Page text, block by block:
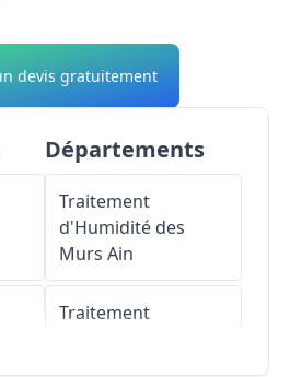
devis gratuitement
Départements
Traitement
d'Humidité des
Murs Ain
Traitement